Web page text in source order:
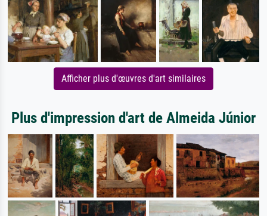
Afficher plus d'œuvres d'art similaires
Plus d'impression d'art de Almeida Júnior